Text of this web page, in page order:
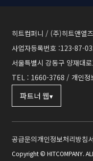
히트컴퍼니 / (주)히트앤엘즈
사업자등록번호 :123-87-
서울특별시 강동구 양재대
TEL : 1660-3768 / 개인정
파트너 웹▾
공급문의개인정보처리방침
Copyright © HITCOMPANY.